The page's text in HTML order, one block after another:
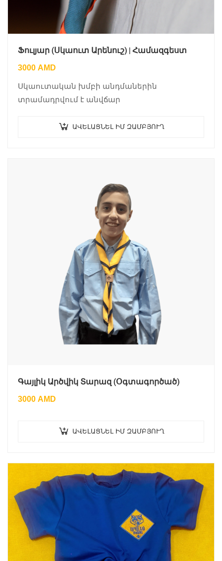
Ֆուլյար (Սկաուտ Արենուշ) | Համազգեստ
3000 AMD
Սկաուտական խմբի անդմաներին
տրամադրվում է անվճար
ԱՎԵԼԱՑՆԵԼ ԻՄ ԶԱՄԲՅՈՒՂ
Գայլիկ Արծվիկ Տարազ (Օգտագործած)
3000 AMD
ԱՎԵԼԱՑՆԵԼ ԻՄ ԶԱՄԲՅՈՒՂ